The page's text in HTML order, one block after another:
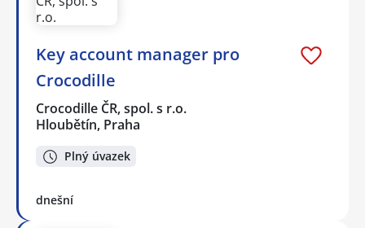
Key account manager pro
Crocodille
Crocodille ČR, spol. s r.o.
Hloubětín, Praha
Plný úvazek
dnešní